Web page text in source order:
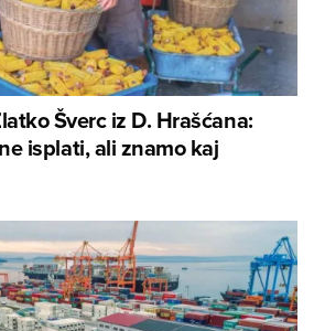
Šverc iz D. Hrašćana:
isplati, ali znamo kaj